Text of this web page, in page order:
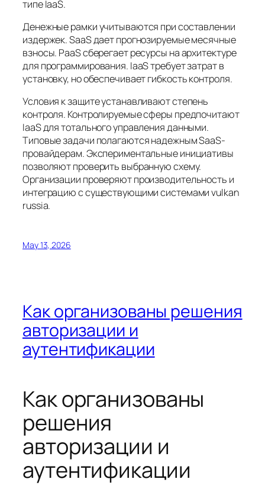
типе IaaS.
Денежные рамки учитываются при составлении
издержек. SaaS дает прогнозируемые месячные
взносы. PaaS сберегает ресурсы на архитектуре
для программирования. IaaS требует затрат в
установку, но обеспечивает гибкость контроля.
Условия к защите устанавливают степень
контроля. Контролируемые сферы предпочитают
IaaS для тотального управления данными.
Типовые задачи полагаются надежным SaaS-
провайдерам. Экспериментальные инициативы
позволяют проверить выбранную схему.
Организации проверяют производительность и
интеграцию с существующими системами vulkan
russia.
May 13, 2026
Как организованы решения
авторизации и
аутентификации
Как организованы
решения
авторизации и
аутентификации